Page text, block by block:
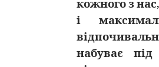
кожного з
і
набуває